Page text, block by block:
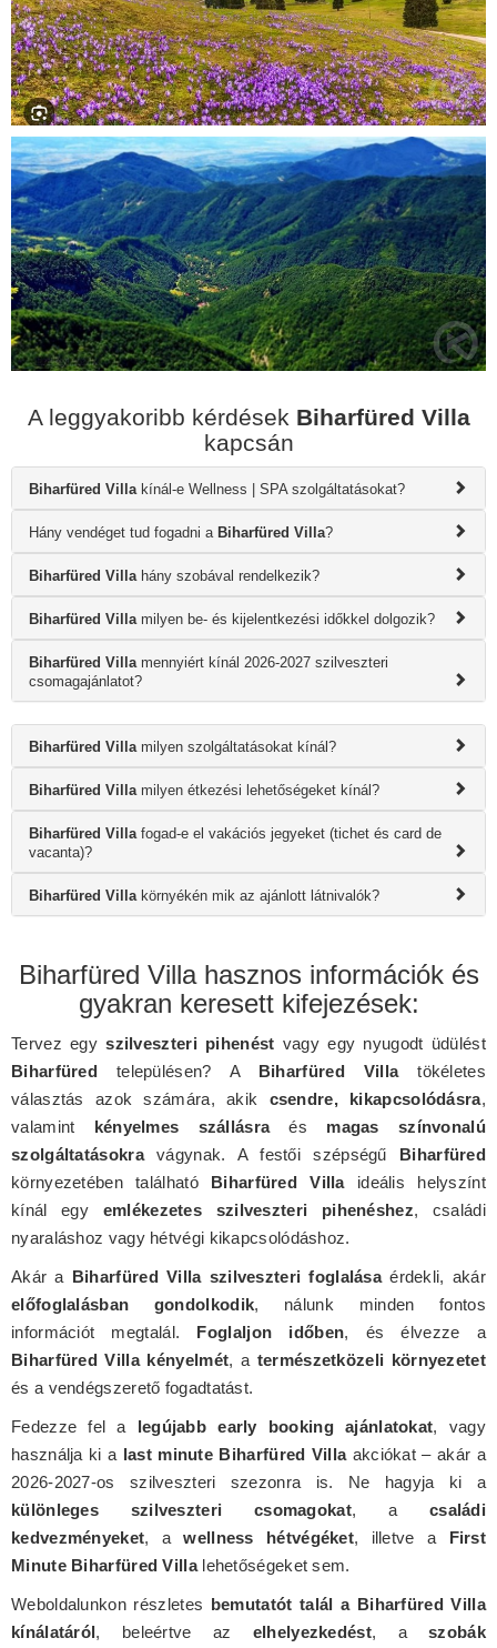
A leggyakoribb kérdések Biharfüred Villa
kapcsán
Biharfüred Villa kínál-e Wellness | SPA szolgáltatásokat?
Hány vendéget tud fogadni a Biharfüred Villa?
Biharfüred Villa hány szobával rendelkezik?
Biharfüred Villa milyen be- és kijelentkezési időkkel dolgozik?
Biharfüred Villa mennyiért kínál 2026-2027 szilveszteri
csomagajánlatot?
Biharfüred Villa milyen szolgáltatásokat kínál?
Biharfüred Villa milyen étkezési lehetőségeket kínál?
Biharfüred Villa fogad-e el vakációs jegyeket (tichet és card de
vacanta)?
Biharfüred Villa környékén mik az ajánlott látnivalók?
Biharfüred Villa hasznos információk és
gyakran keresett kifejezések:
Tervez egyszilveszteri pihenést vagy egy nyugodt üdülést
Biharfüred településen? A Biharfüred Villatökéletes
választás azok számára, akik csendre, kikapcsolódásra,
valamint kényelmes szállásraés magas színvonalú
szolgáltatásokravágynak. A festői szépségű Biharfüred
környezetében található Biharfüred Villaideális helyszínt
kínál egy emlékezetes szilveszteri pihenéshez, családi
nyaraláshoz vagy hétvégi kikapcsolódáshoz.
Akár a Biharfüred Villa szilveszteri foglalásaérdekli, akár
előfoglalásban gondolkodik, nálunk minden fontos
információt megtalál. Foglaljon időben, és élvezze a
Biharfüred Villa kényelmét, a természetközeli környezetet
és a vendégszerető fogadtatást.
Fedezze fel a legújabb early booking ajánlatokat, vagy
használja ki a last minute Biharfüred Villaakciókat – akár a
2026-2027-os szilveszteri szezonra is. Ne hagyja ki a
különleges szilveszteri csomagokat, a családi
kedvezményeket, awellness hétvégéket, illetve a First
Minute Biharfüred Villalehetőségeket sem.
Weboldalunkon részletes bemutatót talál a Biharfüred Villa
kínálatáról, beleértve az elhelyezkedést, aszobák